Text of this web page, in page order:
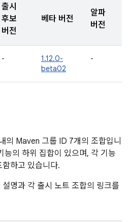
출시
후보
버전
베타 버전
알파
버전
-
1.12.0-
beta02
-
의 Maven 그룹 ID 7개의 조합입니
능의 하위 집합이 있으며, 각 기능
하고 있습니다.
명과 각 출시 노트 조합의 링크를